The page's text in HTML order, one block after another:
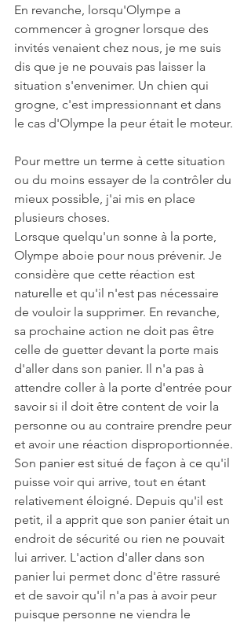
En revanche, lorsqu'Olympe a
commencer à grogner lorsque des
invités venaient chez nous, je me suis
dis que je ne pouvais pas laisser la
situation s'envenimer. Un chien qui
grogne, c'est impressionnant et dans
le cas d'Olympe la peur était le moteur.
Pour mettre un terme à cette situation
ou du moins essayer de la contrôler du
mieux possible, j'ai mis en place
plusieurs choses.
Lorsque quelqu'un sonne à la porte,
Olympe aboie pour nous prévenir. Je
considère que cette réaction est
naturelle et qu'il n'est pas nécessaire
de vouloir la supprimer. En revanche,
sa prochaine action ne doit pas être
celle de guetter devant la porte mais
d'aller dans son panier. Il n'a pas à
attendre coller à la porte d'entrée pour
savoir si il doit être content de voir la
personne ou au contraire prendre peur
et avoir une réaction disproportionnée.
Son panier est situé de façon à ce qu'il
puisse voir qui arrive, tout en étant
relativement éloigné. Depuis qu'il est
petit, il a apprit que son panier était un
endroit de sécurité ou rien ne pouvait
lui arriver. L'action d'aller dans son
panier lui permet donc d'être rassuré
et de savoir qu'il n'a pas à avoir peur
puisque personne ne viendra le